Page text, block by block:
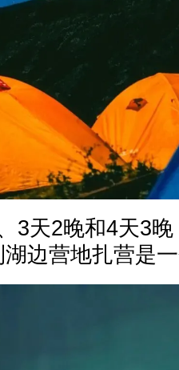
3天2晚和4天3
边营地扎营是